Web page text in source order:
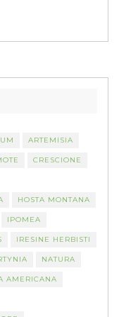
ARTEMISIA
CRESCIONE
HOSTA MONTANA
IPOMEA
IRESINE HERBISTI
NATURA
AMERICANA